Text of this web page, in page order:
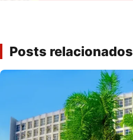
Posts relacionados